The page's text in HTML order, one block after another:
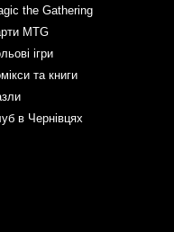
the Gathering
MTG
ігри
та книги
в Чернівцях